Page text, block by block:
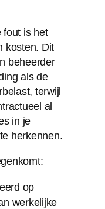
fout is het
kosten. Dit
beheerder
als de
terwijl
al
in je
herkennen.
op
werkelijke